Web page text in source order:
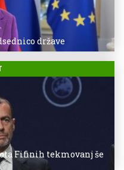
države
Fifinih tekmovanj še